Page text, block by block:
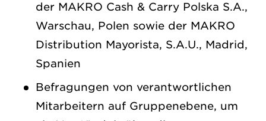
der MAKRO Cash & Carry Polska S.A.,
Warschau, Polen sowie der MAKRO
Distribution Mayorista, S.A.U., Madrid,
Spanien
Befragungen von verantwortlichen
Mitarbeitern auf Gruppenebene, um